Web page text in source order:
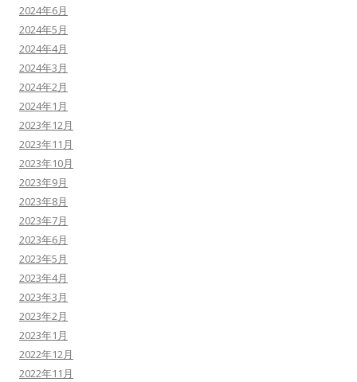
2024年6月
2024年5月
2024年4月
2024年3月
2024年2月
2024年1月
2023年12月
2023年11月
2023年10月
2023年9月
2023年8月
2023年7月
2023年6月
2023年5月
2023年4月
2023年3月
2023年2月
2023年1月
2022年12月
2022年11月